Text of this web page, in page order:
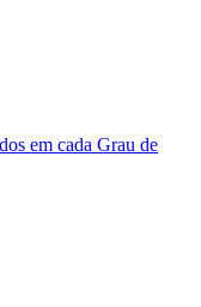
em cada Grau de